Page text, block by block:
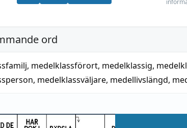
ord
, medelklassförort, medelklassig,
, medelklassväljare, medellivslängd,